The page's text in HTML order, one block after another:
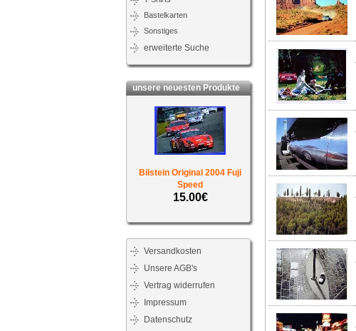
Bastelkarten
Sonstiges
erweiterte Suche
unsere neuesten Produkte
Bilstein Original 2004 Fuji
Speed
15.00€
Versandkosten
Unsere AGB's
Vertrag widerrufen
Impressum
Datenschutz